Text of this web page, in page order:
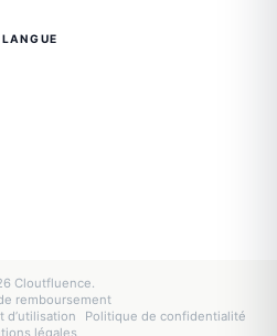
LANGUE
Cloutfluence.
remboursement
d’utilisation
Politique de confidentialité
légales